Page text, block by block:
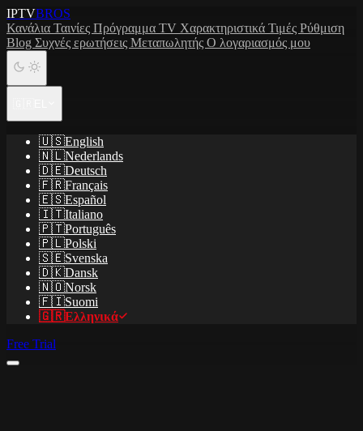
IPTVBROS
Κανάλια Ταινίες Πρόγραμμα TV Χαρακτηριστικά Τιμές Ρύθμιση
Blog Συχνές ερωτήσεις Μεταπωλητής Ο λογαριασμός μου
🇺🇸English
🇳🇱Nederlands
🇩🇪Deutsch
🇫🇷Français
🇪🇸Español
🇮🇹Italiano
🇵🇹Português
🇵🇱Polski
🇸🇪Svenska
🇩🇰Dansk
🇳🇴Norsk
🇫🇮Suomi
🇬🇷Ελληνικά
Free Trial